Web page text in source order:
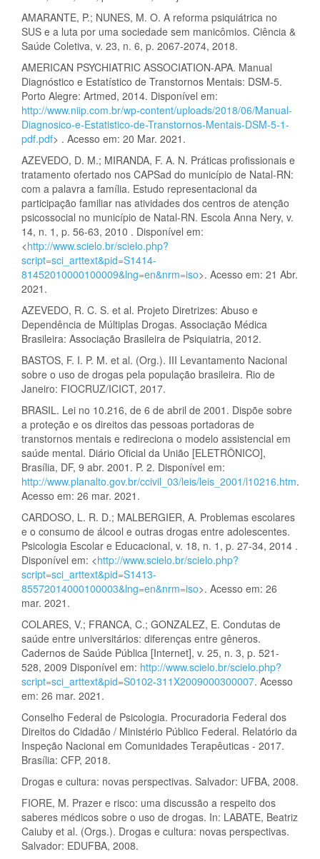
AMARANTE, P.; NUNES, M. O. A reforma psiquiátrica no
SUS e a luta por uma sociedade sem manicômios. Ciência &
Saúde Coletiva, v. 23, n. 6, p. 2067-2074, 2018.
AMERICAN PSYCHIATRIC ASSOCIATION-APA. Manual
Diagnóstico e Estatístico de Transtornos Mentais: DSM-5.
Porto Alegre: Artmed, 2014. Disponível em:
http://www.niip.com.br/wp-content/uploads/2018/06/Manual-
Diagnosico-e-Estatistico-de-Transtornos-Mentais-DSM-5-1-
pdf.pdf> . Acesso em: 20 Mar. 2021.
AZEVEDO, D. M.; MIRANDA, F. A. N. Práticas profissionais e
tratamento ofertado nos CAPSad do município de Natal-RN:
com a palavra a família. Estudo representacional da
participação familiar nas atividades dos centros de atenção
psicossocial no município de Natal-RN. Escola Anna Nery, v.
14, n. 1, p. 56-63, 2010 . Disponível em:
<http://www.scielo.br/scielo.php?
script=sci_arttext&pid=S1414-
81452010000100009&lng=en&nrm=iso>. Acesso em: 21 Abr.
2021.
AZEVEDO, R. C. S. et al. Projeto Diretrizes: Abuso e
Dependência de Múltiplas Drogas. Associação Médica
Brasileira: Associação Brasileira de Psiquiatria, 2012.
BASTOS, F. I. P. M. et al. (Org.). III Levantamento Nacional
sobre o uso de drogas pela população brasileira. Rio de
Janeiro: FIOCRUZ/ICICT, 2017.
BRASIL. Lei no 10.216, de 6 de abril de 2001. Dispõe sobre
a proteção e os direitos das pessoas portadoras de
transtornos mentais e redireciona o modelo assistencial em
saúde mental. Diário Oficial da União [ELETRÔNICO],
Brasília, DF, 9 abr. 2001. P. 2. Disponível em:
http://www.planalto.gov.br/ccivil_03/leis/leis_2001/l10216.htm.
Acesso em: 26 mar. 2021.
CARDOSO, L. R. D.; MALBERGIER, A. Problemas escolares
e o consumo de álcool e outras drogas entre adolescentes.
Psicologia Escolar e Educacional, v. 18, n. 1, p. 27-34, 2014 .
Disponível em: <http://www.scielo.br/scielo.php?
script=sci_arttext&pid=S1413-
85572014000100003&lng=en&nrm=iso>. Acesso em: 26
mar. 2021.
COLARES, V.; FRANCA, C.; GONZALEZ, E. Condutas de
saúde entre universitários: diferenças entre gêneros.
Cadernos de Saúde Pública [Internet], v. 25, n. 3, p. 521-
528, 2009 Disponível em: http://www.scielo.br/scielo.php?
script=sci_arttext&pid=S0102-311X2009000300007. Acesso
em: 26 mar. 2021.
Conselho Federal de Psicologia. Procuradoria Federal dos
Direitos do Cidadão / Ministério Público Federal. Relatório da
Inspeção Nacional em Comunidades Terapêuticas - 2017.
Brasília: CFP, 2018.
Drogas e cultura: novas perspectivas. Salvador: UFBA, 2008.
FIORE, M. Prazer e risco: uma discussão a respeito dos
saberes médicos sobre o uso de drogas. In: LABATE, Beatriz
Caiuby et al. (Orgs.). Drogas e cultura: novas perspectivas.
Salvador: EDUFBA, 2008.